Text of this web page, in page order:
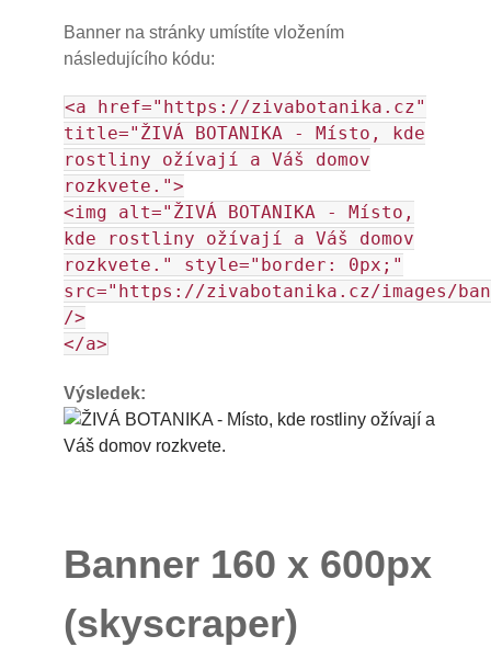
Banner na stránky umístíte vložením
následujícího kódu:
<a href="https://zivabotanika.cz"
title="ŽIVÁ BOTANIKA - Místo, kde
rostliny ožívají a Váš domov
rozkvete.">
<img alt="ŽIVÁ BOTANIKA - Místo,
kde rostliny ožívají a Váš domov
rozkvete." style="border: 0px;"
src="https://zivabotanika.cz/images/
/>
</a>
Výsledek:
Banner 160 x 600px
(skyscraper)